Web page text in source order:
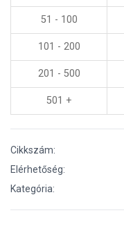
51 - 100
101 - 200
201 - 500
501 +
Cikkszám:
Elérhetőség:
Kategória: